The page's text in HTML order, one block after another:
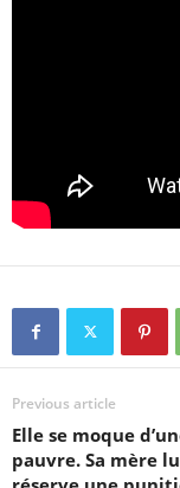
Previous article
Elle se moque
pauvre. Sa mère